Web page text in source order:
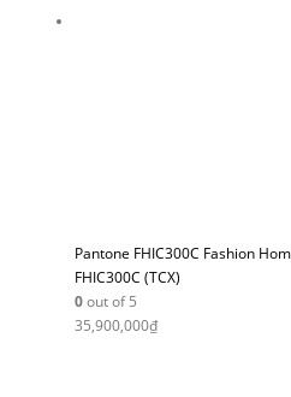
Pantone FHIC300C Fashion
FHIC300C (TCX)
0out of 5
35,900,000₫